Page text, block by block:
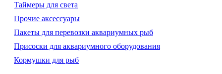
Таймеры для света
Прочие аксессуары
Пакеты для перевозки аквариумных рыб
Присоски для аквариумного оборудования
Кормушки для рыб